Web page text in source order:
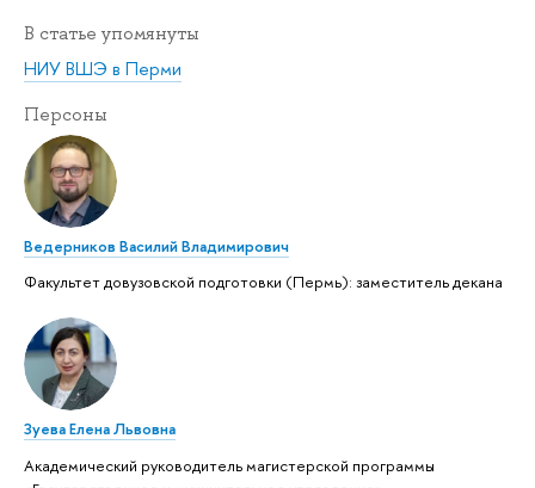
В статье упомянуты
НИУ ВШЭ в Перми
Персоны
Ведерников Василий Владимирович
Факультет довузовской подготовки (Пермь): заместитель декана
Зуева Елена Львовна
Академический руководитель магистерской программы